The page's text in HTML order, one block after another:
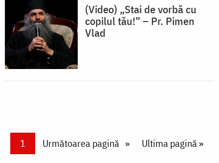
(Video) „Stai de vorbă cu
copilul tău!” – Pr. Pimen
Vlad
PaginareCurrent page
1 Next page
Următoarea pagină Last page
Ultima pagină »